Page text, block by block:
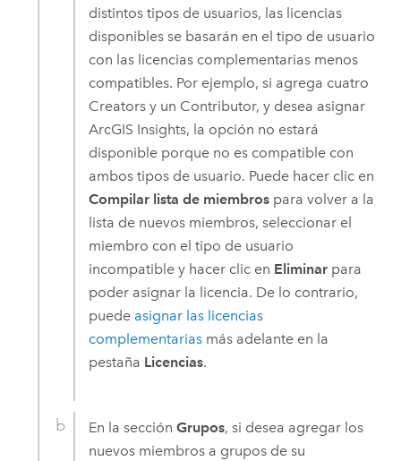
distintos tipos de usuarios, las licencias
disponibles se basarán en el tipo de usuario
con las licencias complementarias menos
compatibles. Por ejemplo, si agrega cuatro
Creators y un Contributor, y desea asignar
ArcGIS Insights, la opción no estará
disponible porque no es compatible con
ambos tipos de usuario. Puede hacer clic en
Compilar lista de miembros para volver a la
lista de nuevos miembros, seleccionar el
miembro con el tipo de usuario
incompatible y hacer clic en Eliminar para
poder asignar la licencia. De lo contrario,
puede asignar las licencias
complementarias más adelante en la
pestaña Licencias.
En la secciónGrupos, si desea agregar los
nuevos miembros a grupos de su